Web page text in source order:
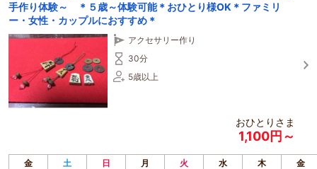
手作り体験～ ＊５歳～体験可能＊おひとり様OK＊ファミリ
ー・女性・カップルにおすすめ＊
アクセサリー作り
30分
5歳以上
おひとりさま
1,100円～
金 土 日 月 火 水 木
金